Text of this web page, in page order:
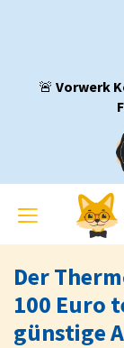
🚨 Vorwerk
Toggle
navigation
Der
100 Euro
günstige